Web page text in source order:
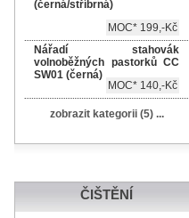
(černá/stříbrná)
MOC* 199,-Kč
Nářadí stahovák
volnoběžných pastorků CC
SW01 (černá)
MOC* 140,-Kč
zobrazit kategorii (5) ...
ČIŠTĚNÍ